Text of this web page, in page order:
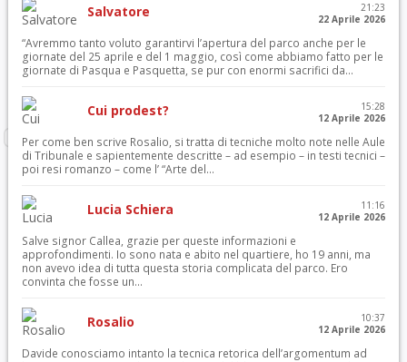
Salvatore
21:23
22 Aprile 2026
“Avremmo tanto voluto garantirvi l’apertura del parco anche per le
giornate del 25 aprile e del 1 maggio, così come abbiamo fatto per le
giornate di Pasqua e Pasquetta, se pur con enormi sacrifici da...
Cui prodest?
15:28
12 Aprile 2026
Per come ben scrive Rosalio, si tratta di tecniche molto note nelle Aule
di Tribunale e sapientemente descritte – ad esempio – in testi tecnici –
poi resi romanzo – come l’ “Arte del...
Lucia Schiera
11:16
12 Aprile 2026
Salve signor Callea, grazie per queste informazioni e
approfondimenti. Io sono nata e abito nel quartiere, ho 19 anni, ma
non avevo idea di tutta questa storia complicata del parco. Ero
convinta che fosse un...
Rosalio
10:37
12 Aprile 2026
Davide conosciamo intanto la tecnica retorica dell’argomentum ad